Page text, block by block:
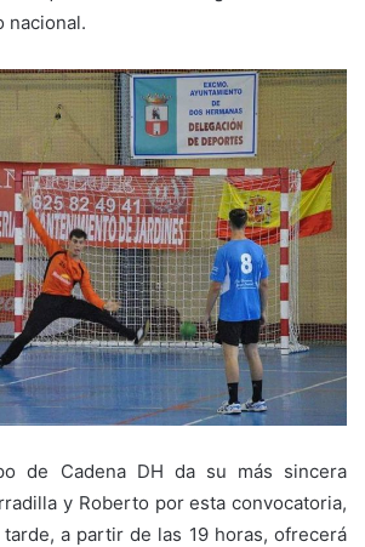
nacional.
de Cadena DH da su más sincera
y Roberto por esta convocatoria,
a partir de las 19 horas, ofrecerá